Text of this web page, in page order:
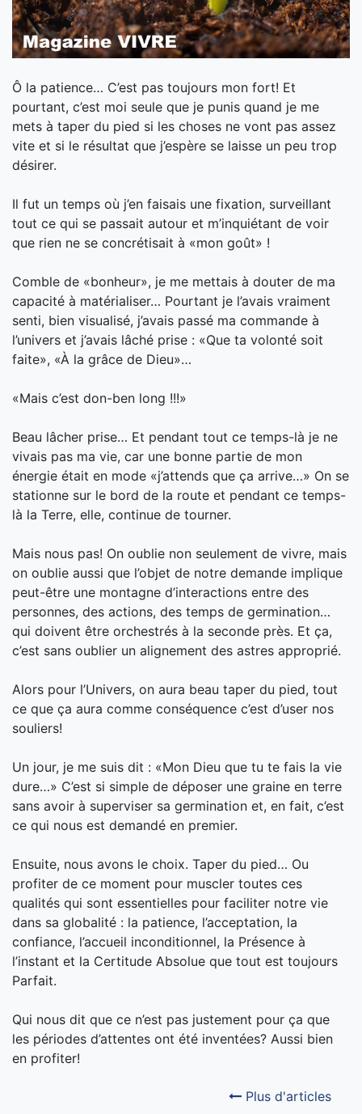
Ô la patience… C’est pas toujours mon fort! Et
pourtant, c’est moi seule que je punis quand je me
mets à taper du pied si les choses ne vont pas assez
vite et si le résultat que j’espère se laisse un peu trop
désirer.
Il fut un temps où j’en faisais une fixation, surveillant
tout ce qui se passait autour et m’inquiétant de voir
que rien ne se concrétisait à «mon goût» !
Comble de «bonheur», je me mettais à douter de ma
capacité à matérialiser… Pourtant je l’avais vraiment
senti, bien visualisé, j’avais passé ma commande à
l’univers et j’avais lâché prise : «Que ta volonté soit
faite», «À la grâce de Dieu»…
«Mais c’est don-ben long !!!»
Beau lâcher prise… Et pendant tout ce temps-là je ne
vivais pas ma vie, car une bonne partie de mon
énergie était en mode «j’attends que ça arrive…» On se
stationne sur le bord de la route et pendant ce temps-
là la Terre, elle, continue de tourner.
Mais nous pas! On oublie non seulement de vivre, mais
on oublie aussi que l’objet de notre demande implique
peut-être une montagne d’interactions entre des
personnes, des actions, des temps de germination…
qui doivent être orchestrés à la seconde près. Et ça,
c’est sans oublier un alignement des astres approprié.
Alors pour l’Univers, on aura beau taper du pied, tout
ce que ça aura comme conséquence c’est d’user nos
souliers!
Un jour, je me suis dit : «Mon Dieu que tu te fais la vie
dure…» C’est si simple de déposer une graine en terre
sans avoir à superviser sa germination et, en fait, c’est
ce qui nous est demandé en premier.
Ensuite, nous avons le choix. Taper du pied… Ou
profiter de ce moment pour muscler toutes ces
qualités qui sont essentielles pour faciliter notre vie
dans sa globalité : la patience, l’acceptation, la
confiance, l’accueil inconditionnel, la Présence à
l’instant et la Certitude Absolue que tout est toujours
Parfait.
Qui nous dit que ce n’est pas justement pour ça que
les périodes d’attentes ont été inventées? Aussi bien
en profiter!
Plus d'articles